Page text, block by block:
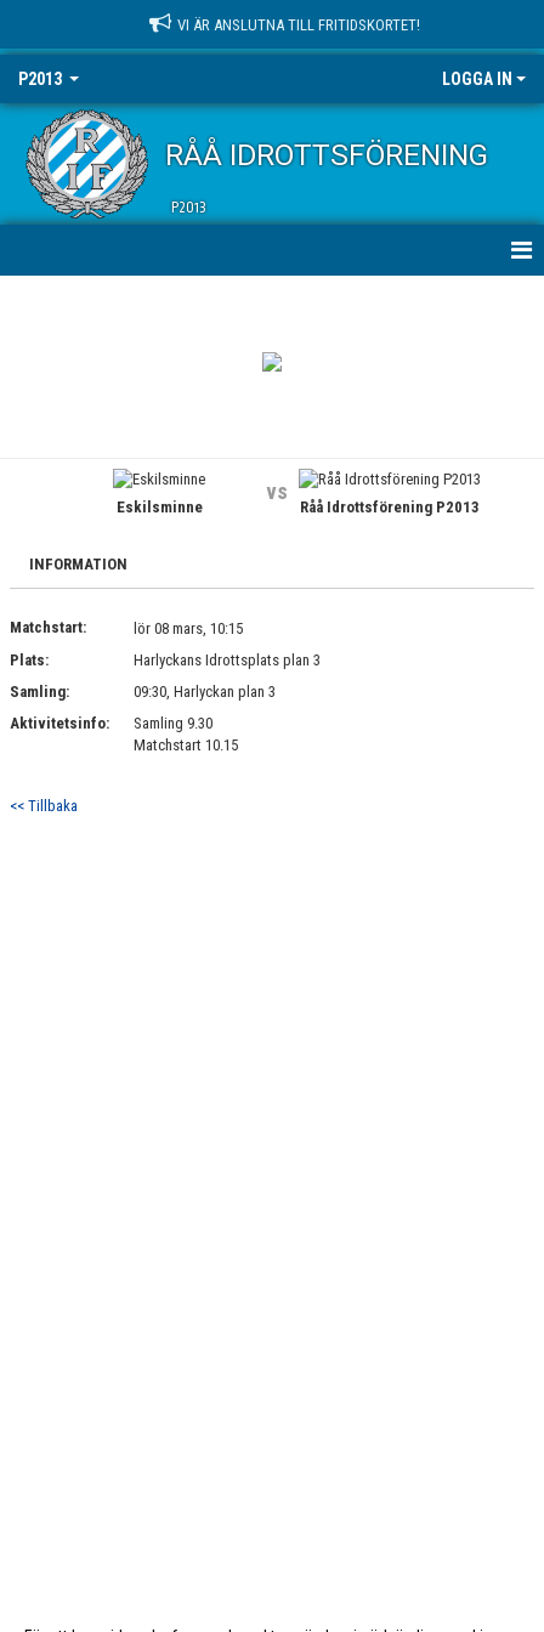
VI ÄR ANSLUTNA TILL FRITIDSKORTET!
P2013 LOGGA IN
RÅÅ IDROTTSFÖRENING
P2013
BILDGALLERI
KONTAKT
Eskilsminne
vs
Råå Idrottsförening P2013
INFORMATION
Matchstart:
lör 08 mars, 10:15
Plats:
Harlyckans Idrottsplats plan 3
Samling:
09:30, Harlyckan plan 3
Aktivitetsinfo:
Samling 9.30
Matchstart 10.15
<< Tillbaka